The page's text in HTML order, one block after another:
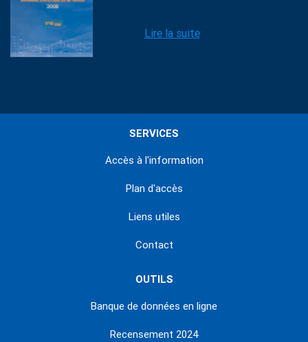
Lire la suite
SERVICES
Accès à l'information
Plan d'accès
Liens utiles
Contact
OUTILS
Banque de données en ligne
Recensement 2024